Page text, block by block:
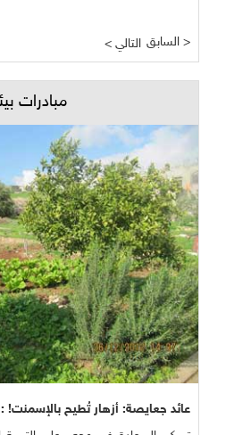
< التالي السابق >
مبادرات
عائد جعايصة: أزهار تُطيح بالإسمنت! :